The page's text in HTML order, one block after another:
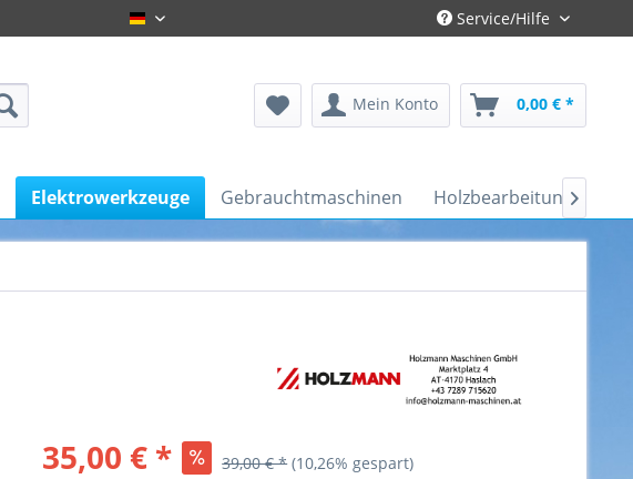
Gronau-Deutsch Service/Hilfe
Mein Konto 0,00 € *
Elektrowerkzeuge Gebrauchtmaschinen Holzbearbeitung
35,00 € * 39,00 € * (10,26% gespart)